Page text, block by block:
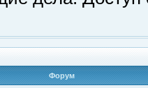
Форум